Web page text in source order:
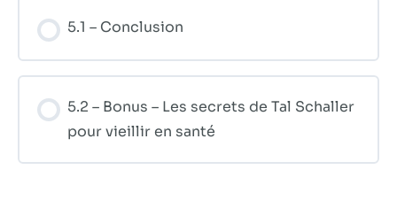
5.1 – Conclusion
5.2 – Bonus – Les secrets de Tal Schaller
pour vieillir en santé